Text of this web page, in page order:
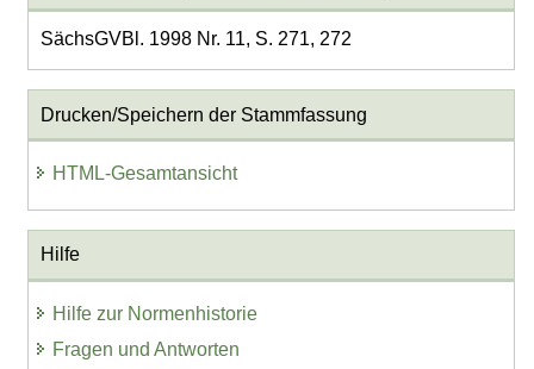
SächsGVBl. 1998 Nr. 11, S. 271, 272
Drucken/Speichern der Stammfassung
HTML-Gesamtansicht
Hilfe
Hilfe zur Normenhistorie
Fragen und Antworten